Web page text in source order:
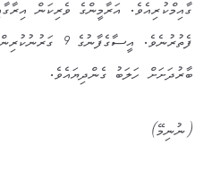
ގާއިމްކުރިއެވެ. އަރާމީންގެ ވެރިކަން
ފެތުރުނެވެ.
ބާރުދަށަށް ހަލަބު ގެންދިޔައެވެ.
(ނުނިމޭ)